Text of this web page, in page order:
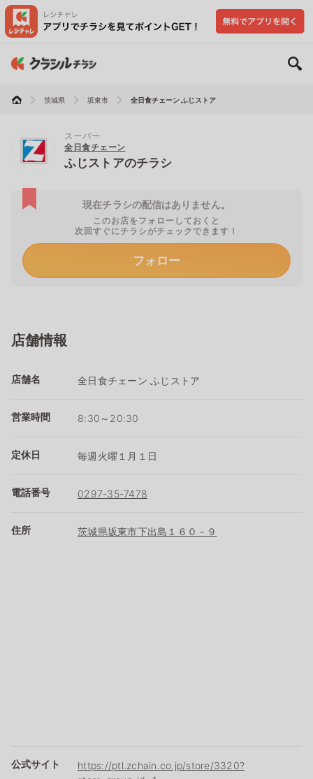
茨城県 坂東市 全日食チェーン ふじストア
スーパー
全日食チェーン
ふじストアのチラシ
現在チラシの配信はありません。
このお店をフォローしておくと
次回すぐにチラシがチェックできます！
フォロー
店舗情報
店舗名 全日食チェーン ふじストア
営業時間 8:30～20:30
定休日 毎週火曜１月１日
電話番号 0297-35-7478
住所 茨城県坂東市下出島１６０－９
公式サイト
https://ptl.zchain.co.jp/store/3320?